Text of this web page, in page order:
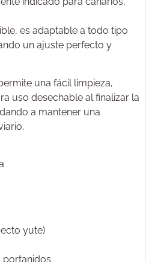
es adaptable a todo tipo
un ajuste perfecto y
una fácil limpieza,
uso desechable al finalizar la
a mantener una
yute)
portanidos